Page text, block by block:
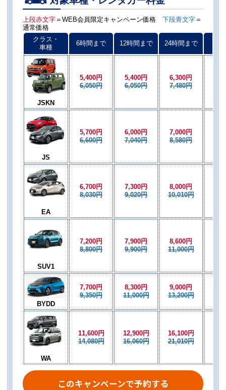
上段赤文字 ＝WEB会員限定キャンペーン価格 下段青文字 ＝
通常価格
クラス・
車種
6時間まで 12時間まで 24時間まで
JSKN
5,400円
6,050円
5,400円
6,050円
6,300円
7,480円
JS
5,700円
6,600円
6,000円
7,040円
7,000円
8,580円
EA
6,700円
8,030円
7,300円
9,020円
8,000円
10,010円
SUV1
7,200円
8,800円
7,900円
9,900円
8,600円
11,000円
BYDD
7,700円
9,350円
8,300円
11,000円
9,000円
13,200円
WA
11,600円
14,080円
12,900円
16,060円
16,100円
21,010円
このキャンペーンで予約する